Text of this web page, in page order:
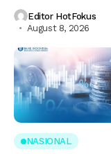
Editor HotFokus
August 8, 2026
NASIONAL